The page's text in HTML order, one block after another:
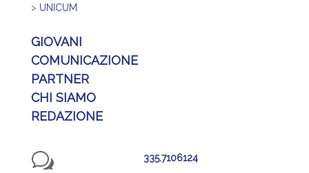
> UNICUM
GIOVANI
COMUNICAZIONE
PARTNER
CHI SIAMO
REDAZIONE
w 335.7106124